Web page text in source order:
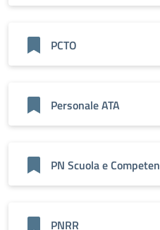
PCTO
Personale ATA
PN Scuola e
PNRR